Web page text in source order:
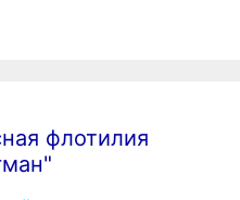
флотилия